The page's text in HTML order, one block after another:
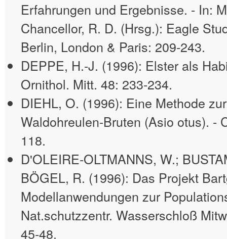
Erfahrungen und Ergebnisse. - In:
Chancellor, R. D. (Hrsg.): Eagle
Berlin, London & Paris: 209-243.
DEPPE, H.-J. (1996): Elster als
Ornithol. Mitt. 48: 233-234.
DIEHL, O. (1996): Eine Methode
Waldohreulen-Bruten (Asio otus). -
118.
D'OLEIRE-OLTMANNS, W.;
BÖGEL, R. (1996): Das Projekt
Modellanwendungen zur
Nat.schutzzentr. Wasserschloß
45-48.